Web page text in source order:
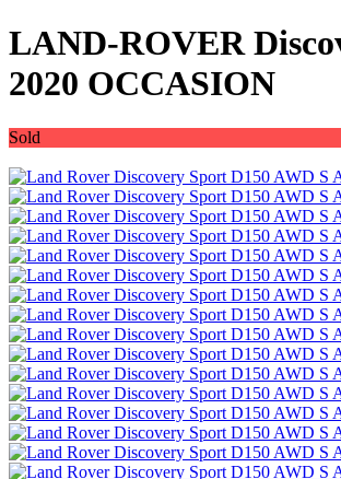
LAND-ROVER
2020 OCCASION
Sold